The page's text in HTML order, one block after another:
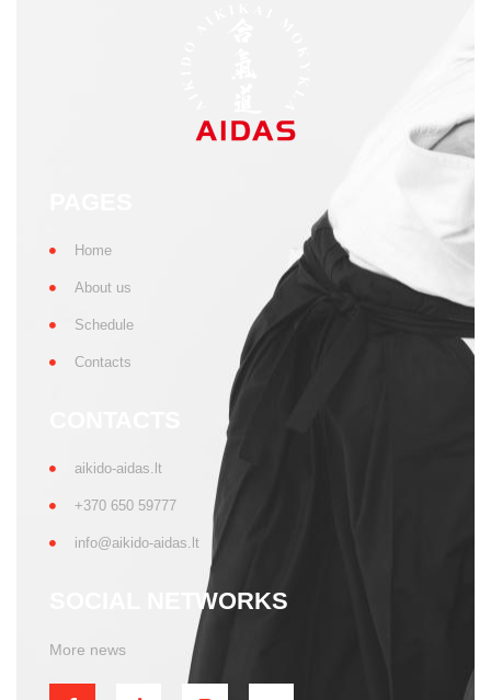
Home
About us
Schedule
Contacts
aikido-aidas.lt
+370 650 59777
info@aikido-aidas.lt
SOCIAL NETWORKS
More news